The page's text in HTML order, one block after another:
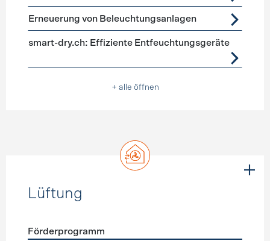
Erneuerung von Beleuchtungsanlagen
smart-dry.ch: Effiziente Entfeuchtungsgeräte
+ alle öffnen
Lüftung
Förderprogramm